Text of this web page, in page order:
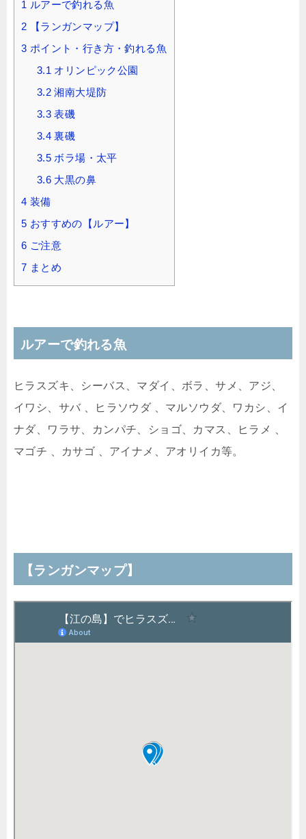
1 ルアーで釣れる魚
2 【ランガンマップ】
3 ポイント・行き方・釣れる魚
3.1 オリンピック公園
3.2 湘南大堤防
3.3 表磯
3.4 裏磯
3.5 ボラ場・太平
3.6 大黒の鼻
4 装備
5 おすすめの【ルアー】
6 ご注意
7 まとめ
ルアーで釣れる魚
ヒラスズキ、シーバス、マダイ、ボラ、サメ、アジ、
イワシ、サバ 、ヒラソウダ 、マルソウダ、ワカシ、イ
ナダ、ワラサ、カンパチ、ショゴ、カマス、ヒラメ 、
マゴチ 、カサゴ 、アイナメ、アオリイカ等。
【ランガンマップ】